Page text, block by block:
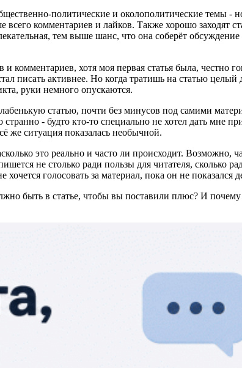
политические и околополитические темы -
комментариев и лайков. Также хорошо заходят
тем выше шанс, что она соберёт
хотя моя первая статья была, честно
писать активнее. Но когда тратишь на статью
руки немного опускаются.
статью, почти без минусов под самими
- будто кто-то специально не хотел дать мне
же ситуация показалась необычной.
это реально и часто ли происходит. Возможно,
не столько ради пользы для читателя, сколько
голосовать за материал, пока он не
быть в статье, чтобы вы поставили плюс? И